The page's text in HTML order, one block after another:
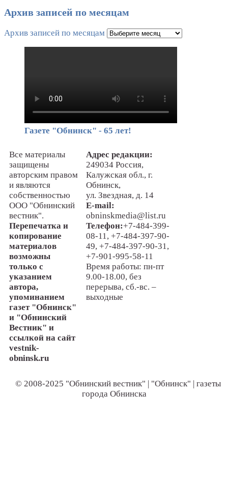
Архив записей по месяцам
Архив записей по месяцам
Газете "Обнинск" - 65 лет!
Все материалы
защищены
авторским правом
и являются
собственностью
ООО "Обнинский
вестник".
Перепечатка и
копирование
материалов
возможны
только с
указанием
автора,
упоминанием
газет "Обнинск"
и "Обнинский
Вестник" и
ссылкой на сайт
vestnik-
obninsk.ru
Адрес редакции:
249034 Россия,
Калужская обл., г.
Обнинск,
ул. Звездная, д. 14
E-mail:
obninskmedia@list.ru
Телефон:+7-484-399-
08-11, +7-484-397-90-
49, +7-484-397-90-31,
+7-901-995-58-11
Время работы: пн-пт
9.00-18.00, без
перерыва, сб.-вс. –
выходные
© 2008-2025 "Обнинский вестник" | "Обнинск" | газеты
города Обнинска